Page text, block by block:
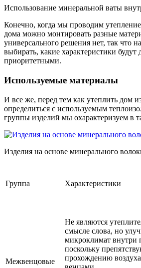
Использование минеральной ваты
Конечно, когда мы проводим
дома можно монтировать разные
универсального решения нет, так что
выбирать, какие характеристики будут
приоритетными.
Используемые материалы
И все же, перед тем как утеплить дом
определиться с используемым
группы изделий мы охарактеризуем в
Изделия на основе минерального
Группа Характеристики
Межвенцовые
Не являются
смысле слова, но
микроклимат внутри
поскольку
прохождению